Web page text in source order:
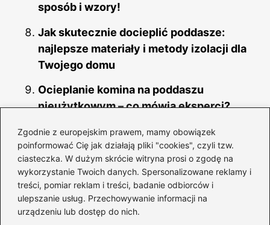
Zgodnie z europejskim prawem, mamy obowiązek
poinformować Cię jak działają pliki "cookies", czyli tzw.
ciasteczka. W dużym skrócie witryna prosi o zgodę na
wykorzystanie Twoich danych. Spersonalizowane reklamy i
treści, pomiar reklam i treści, badanie odbiorców i
ulepszanie usług. Przechowywanie informacji na
urządzeniu lub dostęp do nich.
sposób i wzory!
Jak skutecznie docieplić poddasze:
najlepsze materiały i metody izolacji dla
Twojego domu
Ocieplanie komina na poddaszu
nieużytkowym – co mówią eksperci?
Twórcze sposoby na urządzenie pokoju
na poddaszu ze skosami – 5
inspirujących rozwiązań
Najczęstsze błędy przy obliczeniach